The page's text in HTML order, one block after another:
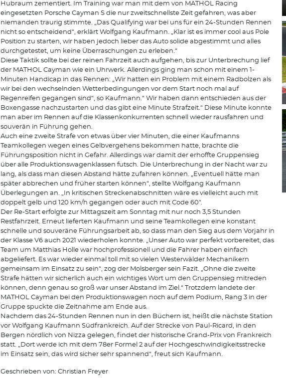
Hubraum zementiert. Im Training war man mit dem von MATHOL Racing
eingesetzten Porsche Cayman S die nur zweitschnellste Zeit gefahren, was aber
niemanden traurig stimmte. „Das Qualifying war bei uns für ein 24-Stunden Rennen
nicht so entscheidend“, erklärt Wolfgang Kaufmann. „Klar ist es immer cool aus Pole
Position zu starten, wir haben jedoch lieber das Auto solide abgestimmt und alles
durchgetestet, um keine Überraschungen zu erleben.“
Diese Taktik sollte bei der reinen Fahrzeit auch aufgehen, bis zur Unterbrechung lief
der MATHOL Cayman wie ein Uhrwerk. Allerdings ging man schon mit einem 1-
Minuten Handicap in das Rennen: „Wir hatten ein Problem mit einem Radbolzen als
wir bei den wechselnden Wetterbedingungen vor dem Start noch mal auf
Regenreifen gegangen sind“, so Kaufmann.“ Wir haben dann entschieden aus der
Boxengasse nachzustarten und das gibt eine Minute Strafzeit.“ Diese Minute konnte
man aber im Rennen auf die Klassenkonkurrenten schnell wieder rausfahren und
souverän in Führung gehen.
Auch eine zweite Strafe von etwas über vier Minuten, die einer Kaufmanns
Teamkollegen wegen eines Gelbvergehens bekommen hatte, brachte die
Führungsposition nicht in Gefahr. Allerdings war damit der erhoffte Gruppensieg
über alle Produktionswagenklassen futsch. Die Unterbrechung in der Nacht war zu
lang, als dass man diesen Abstand hätte zufahren können. „Eventuell hätte man
später abbrechen und früher starten können“, stellte Wolfgang Kaufmann
Überlegungen an. „In kritischen Streckenabschnitten wäre es vielleicht auch mit
doppelt gelb und 120 km/h gegangen oder auch mit Code 60".
Der Re-Start erfolgte zur Mittagszeit am Sonntag mit nur noch 3,5 Stunden
Restfahrzeit. Erneut lieferten Kaufmann und seine Teamkollegen eine konstant
schnelle und souveräne Führungsarbeit ab, so dass man den Sieg aus dem Vorjahr in
der Klasse V6 auch 2021 wiederholen konnte. „Unser Auto war perfekt vorbereitet, das
Team um Matthias Holle war hochprofessionell und die Fahrer haben einfach
abgeliefert. Es war wieder einmal toll mit so vielen Westerwälder Mechanikern
gemeinsam im Einsatz zu sein“, zog der Molsberger sein Fazit. „Ohne die zweite
Strafe hätten wir sicherlich auch ein wichtiges Wort um den Gruppensieg mitreden
können, denn genau so groß war unser Abstand im Ziel.“ Trotzdem landete der
MATHOL Cayman bei den Produktionswagen noch auf dem Podium, Rang 3 in der
Gruppe spuckte die Zeitnahme am Ende aus.
Nachdem das 24-Stunden Rennen nun in den Büchern ist, heißt die nächste Station
vor Wolfgang Kaufmann Südfrankreich. Auf der Strecke von Paul-Ricard, in den
Bergen nördlich von Nizza gelegen, findet der historische Grand-Prix von Frankreich
statt. „Dort werde ich mit dem 78er Formel 2 auf der Hochgeschwindigkeitsstrecke
im Einsatz sein, das wird sicher sehr spannend“, freut sich Kaufmann.
Geschrieben von: Christian Freyer